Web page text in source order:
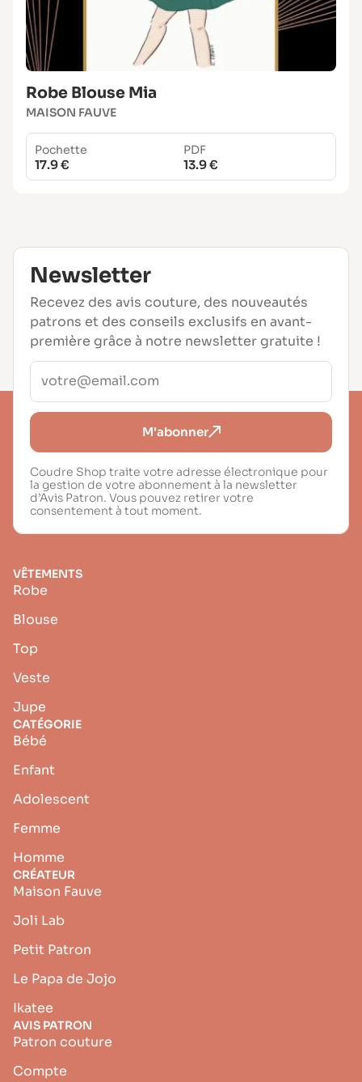
Robe Blouse Mia
MAISON FAUVE
Pochette
17.9 €
PDF
13.9 €
Newsletter
Recevez des avis couture, des nouveautés
patrons et des conseils exclusifs en avant-
première grâce à notre newsletter gratuite !
M'abonner
Coudre Shop traite votre adresse électronique pour
la gestion de votre abonnement à la newsletter
d’Avis Patron. Vous pouvez retirer votre
consentement à tout moment.
VÊTEMENTS
Robe
Blouse
Top
Veste
Jupe
CATÉGORIE
Bébé
Enfant
Adolescent
Femme
Homme
CRÉATEUR
Maison Fauve
Joli Lab
Petit Patron
Le Papa de Jojo
Ikatee
AVIS PATRON
Patron couture
Compte